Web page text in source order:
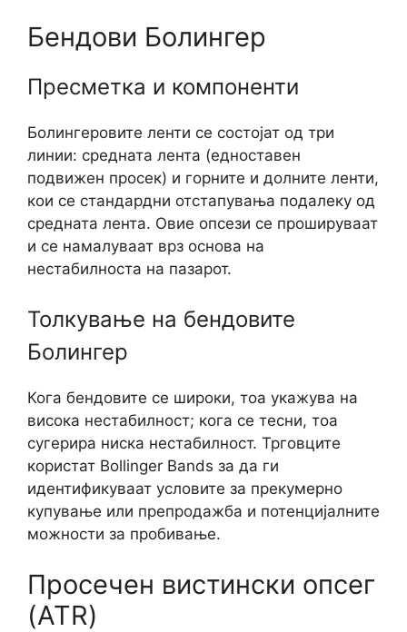
Бендови Болингер
Пресметка и компоненти
Болингеровите ленти се состојат од три
линии: средната лента (едноставен
подвижен просек) и горните и долните ленти,
кои се стандардни отстапувања подалеку од
средната лента. Овие опсези се прошируваат
и се намалуваат врз основа на
нестабилноста на пазарот.
Толкување на бендовите
Болингер
Кога бендовите се широки, тоа укажува на
висока нестабилност; кога се тесни, тоа
сугерира ниска нестабилност. Трговците
користат Bollinger Bands за да ги
идентификуваат условите за прекумерно
купување или препродажба и потенцијалните
можности за пробивање.
Просечен вистински опсег
(ATR)